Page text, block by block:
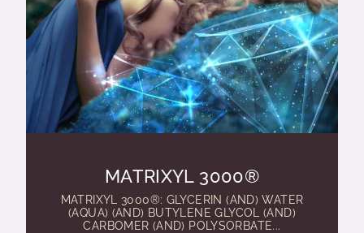
MATRIXYL 3000®
MATRIXYL 3000®: GLYCERIN (AND) WATER
(AQUA) (AND) BUTYLENE GLYCOL (AND)
CARBOMER (AND) POLYSORBATE...